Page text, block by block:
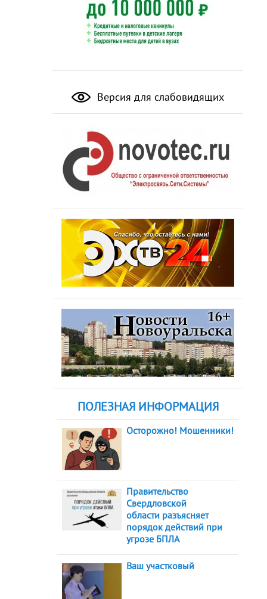
Версия для слабовидящих
ПОЛЕЗНАЯ ИНФОРМАЦИЯ
Осторожно! Мошенники!
Правительство
Свердловской
области разъясняет
порядок действий при
угрозе БПЛА
Ваш участковый